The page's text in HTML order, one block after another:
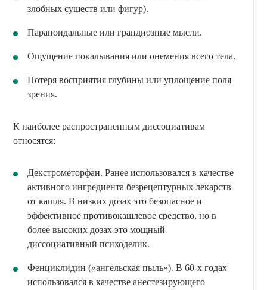
злобных существ или фигур).
Параноидальные или грандиозные мысли.
Ощущение покалывания или онемения всего тела.
Потеря восприятия глубины или уплощение поля
зрения.
К наиболее распространенным диссоциативам
относятся:
Декстрометорфан. Ранее использовался в качестве
активного ингредиента безрецептурных лекарств
от кашля. В низких дозах это безопасное и
эффективное противокашлевое средство, но в
более высоких дозах это мощный
диссоциативный психоделик.
Фенциклидин («ангельская пыль»). В 60-х годах
использовался в качестве анестезирующего